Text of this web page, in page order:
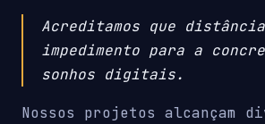
Acreditamos que
impedimento para a
sonhos digitais.
Nossos projetos alcançam